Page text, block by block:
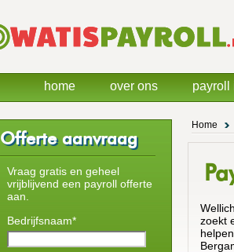
Home
zoekt
Offerte aanvraag
Vraag gratis en geheel
vrijblijvend een payroll offerte
aan.
Bedrijfsnaam*
home over ons payroll